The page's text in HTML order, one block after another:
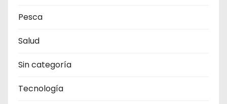
Pesca
Salud
Sin categoría
Tecnología